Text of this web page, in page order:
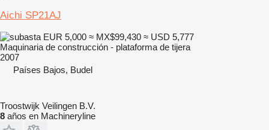
Aichi SP21AJ
EUR 5,000 ≈ MX$99,430 ≈ USD 5,777
Maquinaria de construcción - plataforma de tijera
2007
Países Bajos, Budel
Troostwijk Veilingen B.V.
8 años en Machineryline